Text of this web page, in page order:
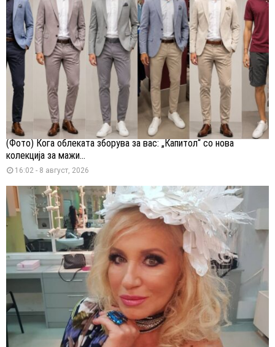
(Фото) Кога облеката зборува за вас: „Капитол“ со нова
колекција за мажи...
16:02 - 8 август, 2026